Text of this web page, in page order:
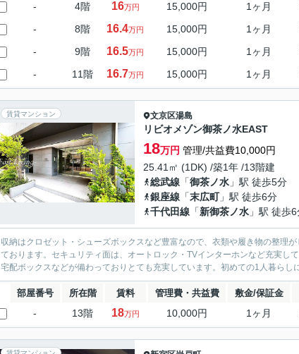
- 4階 16万円 15,000円 1ヶ月
- 8階 16.4万円 15,000円 1ヶ月
- 9階 16.5万円 15,000円 1ヶ月
- 11階 16.7万円 15,000円 1ヶ月
賃貸マンション 文京区湯島
リビオメゾン御茶ノ水EAST
18万円 管理/共益費10,000円
25.41㎡ (1DK) /築1年 /13階建
総武線 「御茶ノ水 」駅 徒歩5分
銀座線 「末広町」駅 徒歩6分
千代田線 「新御茶ノ水 」駅 徒歩
収納はクロゼット・シューズボックスなど豊富なので、衣類や履き物の整理
ております。セキュリティ面は、オートロック・TVインターホンなど充実し
宅配ボックスなどが備わっておりとても充実しています。初めての1人暮ら
部屋番号 所在階 賃料 管理費・共益費 敷金/保証金
- 13階 18万円 10,000円 1ヶ月